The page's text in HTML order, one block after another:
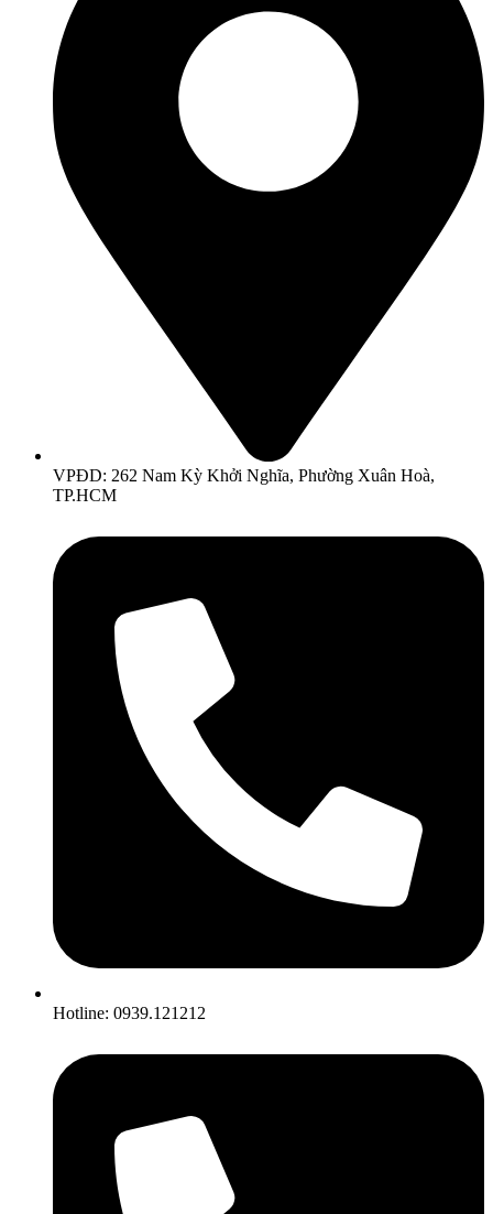
VPĐD: 262 Nam Kỳ Khởi Nghĩa, Phường Xuân Hoà,
TP.HCM
Hotline: 0939.121212